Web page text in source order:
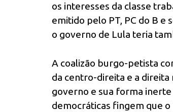
os interesses da classe
emitido pelo PT, PC do B e
o governo de Lula teria
A coalizão burgo-petista
da centro-direita e a
governo e sua forma
democráticas fingem que